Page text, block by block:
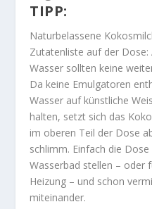
TIPP:
Naturbelassene
Zutatenliste auf der
Wasser sollten keine
Da keine Emulgatoren
Wasser auf künstliche
halten, setzt sich das
im oberen Teil der Dose
schlimm. Einfach die
Wasserbad stellen – oder
Heizung – und schon
miteinander.